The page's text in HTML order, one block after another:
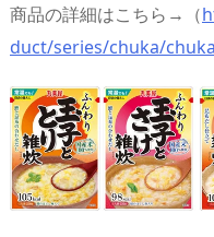
商品の詳細はこちら→（
duct/series/chuka/